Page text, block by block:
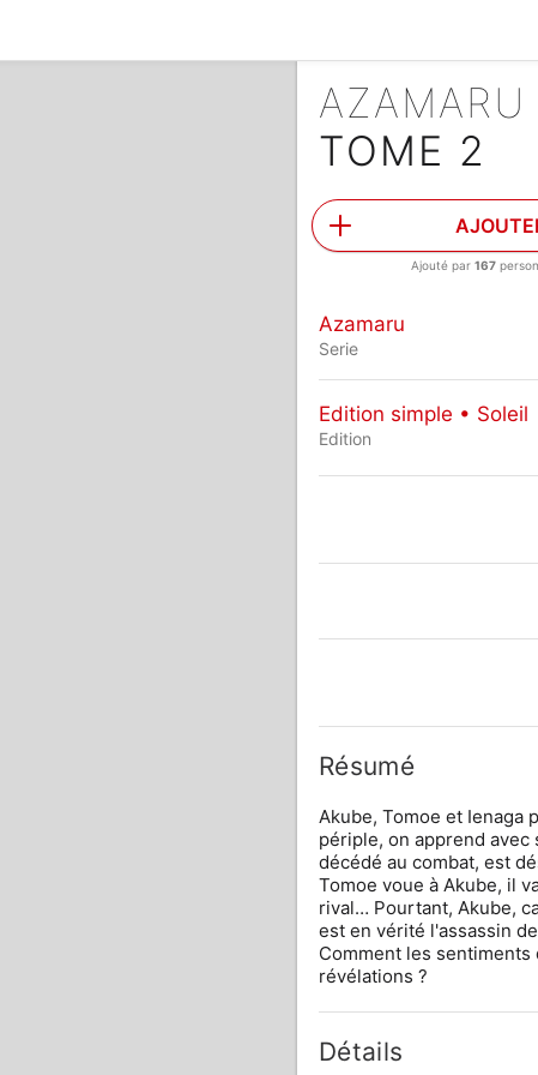
AZAMARU
TOME 2
Ajouté par167
Azamaru
Serie
Edition simple • Soleil
Edition
Résumé
Akube, Tomoe et Ienaga
périple, on apprend
décédé au combat, est
Tomoe voue à Akube, il
rival… Pourtant, Akube,
est en vérité l'assassin
Comment les
révélations ?
Détails